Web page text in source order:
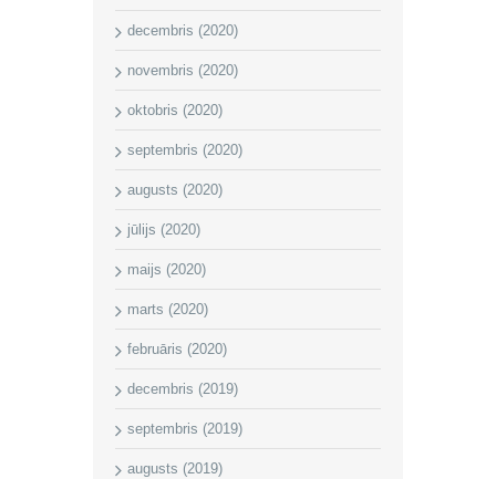
decembris (2020)
novembris (2020)
oktobris (2020)
septembris (2020)
augusts (2020)
jūlijs (2020)
maijs (2020)
marts (2020)
februāris (2020)
decembris (2019)
septembris (2019)
augusts (2019)